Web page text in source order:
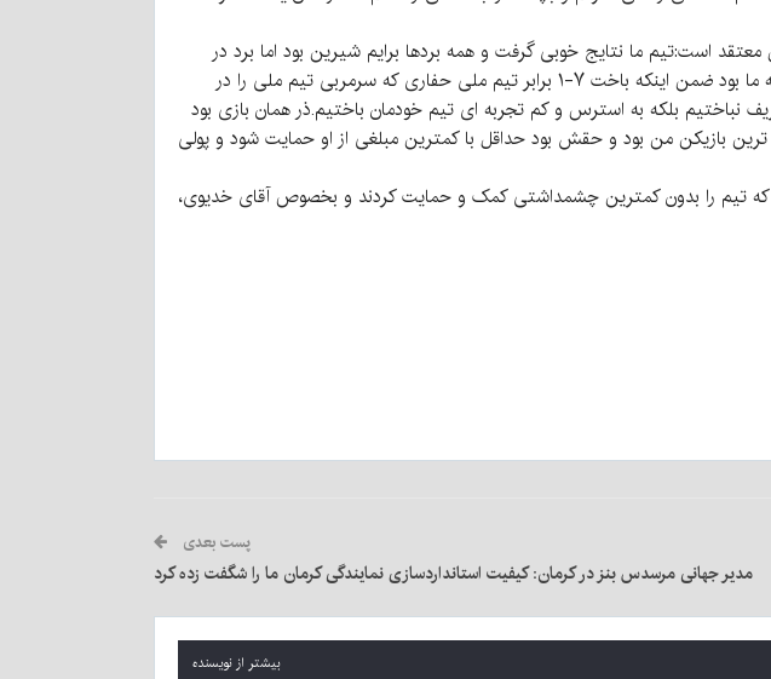
است:تیم ما نتایج خوبی گرفت و همه بردها برایم شیرین بود اما برد در
مقابل تیم کیان تهران با نتیجه ۳-۱ که سالها سابقه حضور در لیگ برتر ایران را دارد، بهترین نتیجه ما بود ضمن اینکه باخت ۷-۱ برابر تیم ملی حفاری که سرمربی تیم ملی را در
نباختیم بلکه به استرس و کم تجربه ای تیم خودمان باختیم.ذر همان بازی بود
ترین بازیکن من بود و حقش بود حداقل با کمترین مبلغی از او حمایت شود و پولی
که تیم را بدون کمترین چشمداشتی کمک و حمایت کردند و بخصوص آقای خدیوی،
پست بعدی
مدیر جهانی مرسدس بنز در کرمان: کیفیت استانداردسازی نمایندگی کرمان ما را شگفت زده کرد
بیشتر از نویسنده